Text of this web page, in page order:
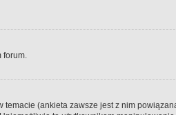
forum.
(ankieta zawsze jest z nim